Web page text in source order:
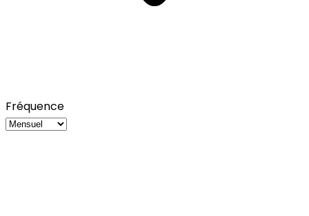
Fréquence